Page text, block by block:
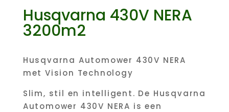
Husqvarna 430V NERA
3200m2
Husqvarna Automower 430V NERA
met Vision Technology
Slim, stil en intelligent. De Husqvarna
Automower 430V NERA is een